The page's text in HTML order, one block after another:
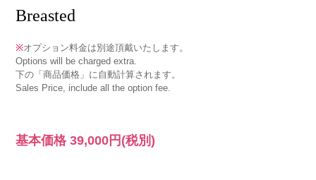
Breasted
※オプション料金は別途頂戴いたします。
Options will be charged extra.
下の「商品価格」に自動計算されます。
Sales Price, include all the option fee.
基本価格39,000円 (税別)